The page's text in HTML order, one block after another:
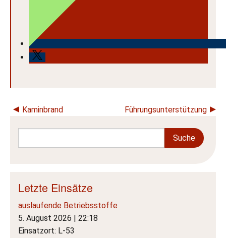
Beitragsnavigation
Kaminbrand Führungsunterstützung
Letzte Einsätze
auslaufende Betriebsstoffe
5. August 2026 | 22:18
Einsatzort: L-53